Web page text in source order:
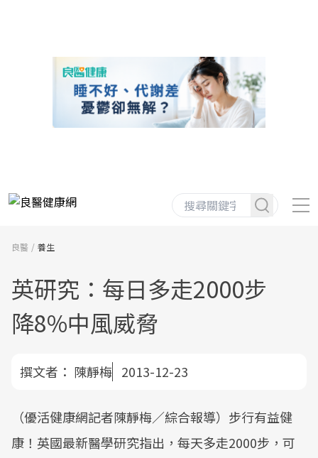
良醫 養生
英研究：每日多走2000步
降8%中風威脅
撰文者： 陳靜梅 2013-12-23
（優活健康網記者陳靜梅／綜合報導）步行有益健
康！英國最新醫學研究指出，每天多走2000步，可